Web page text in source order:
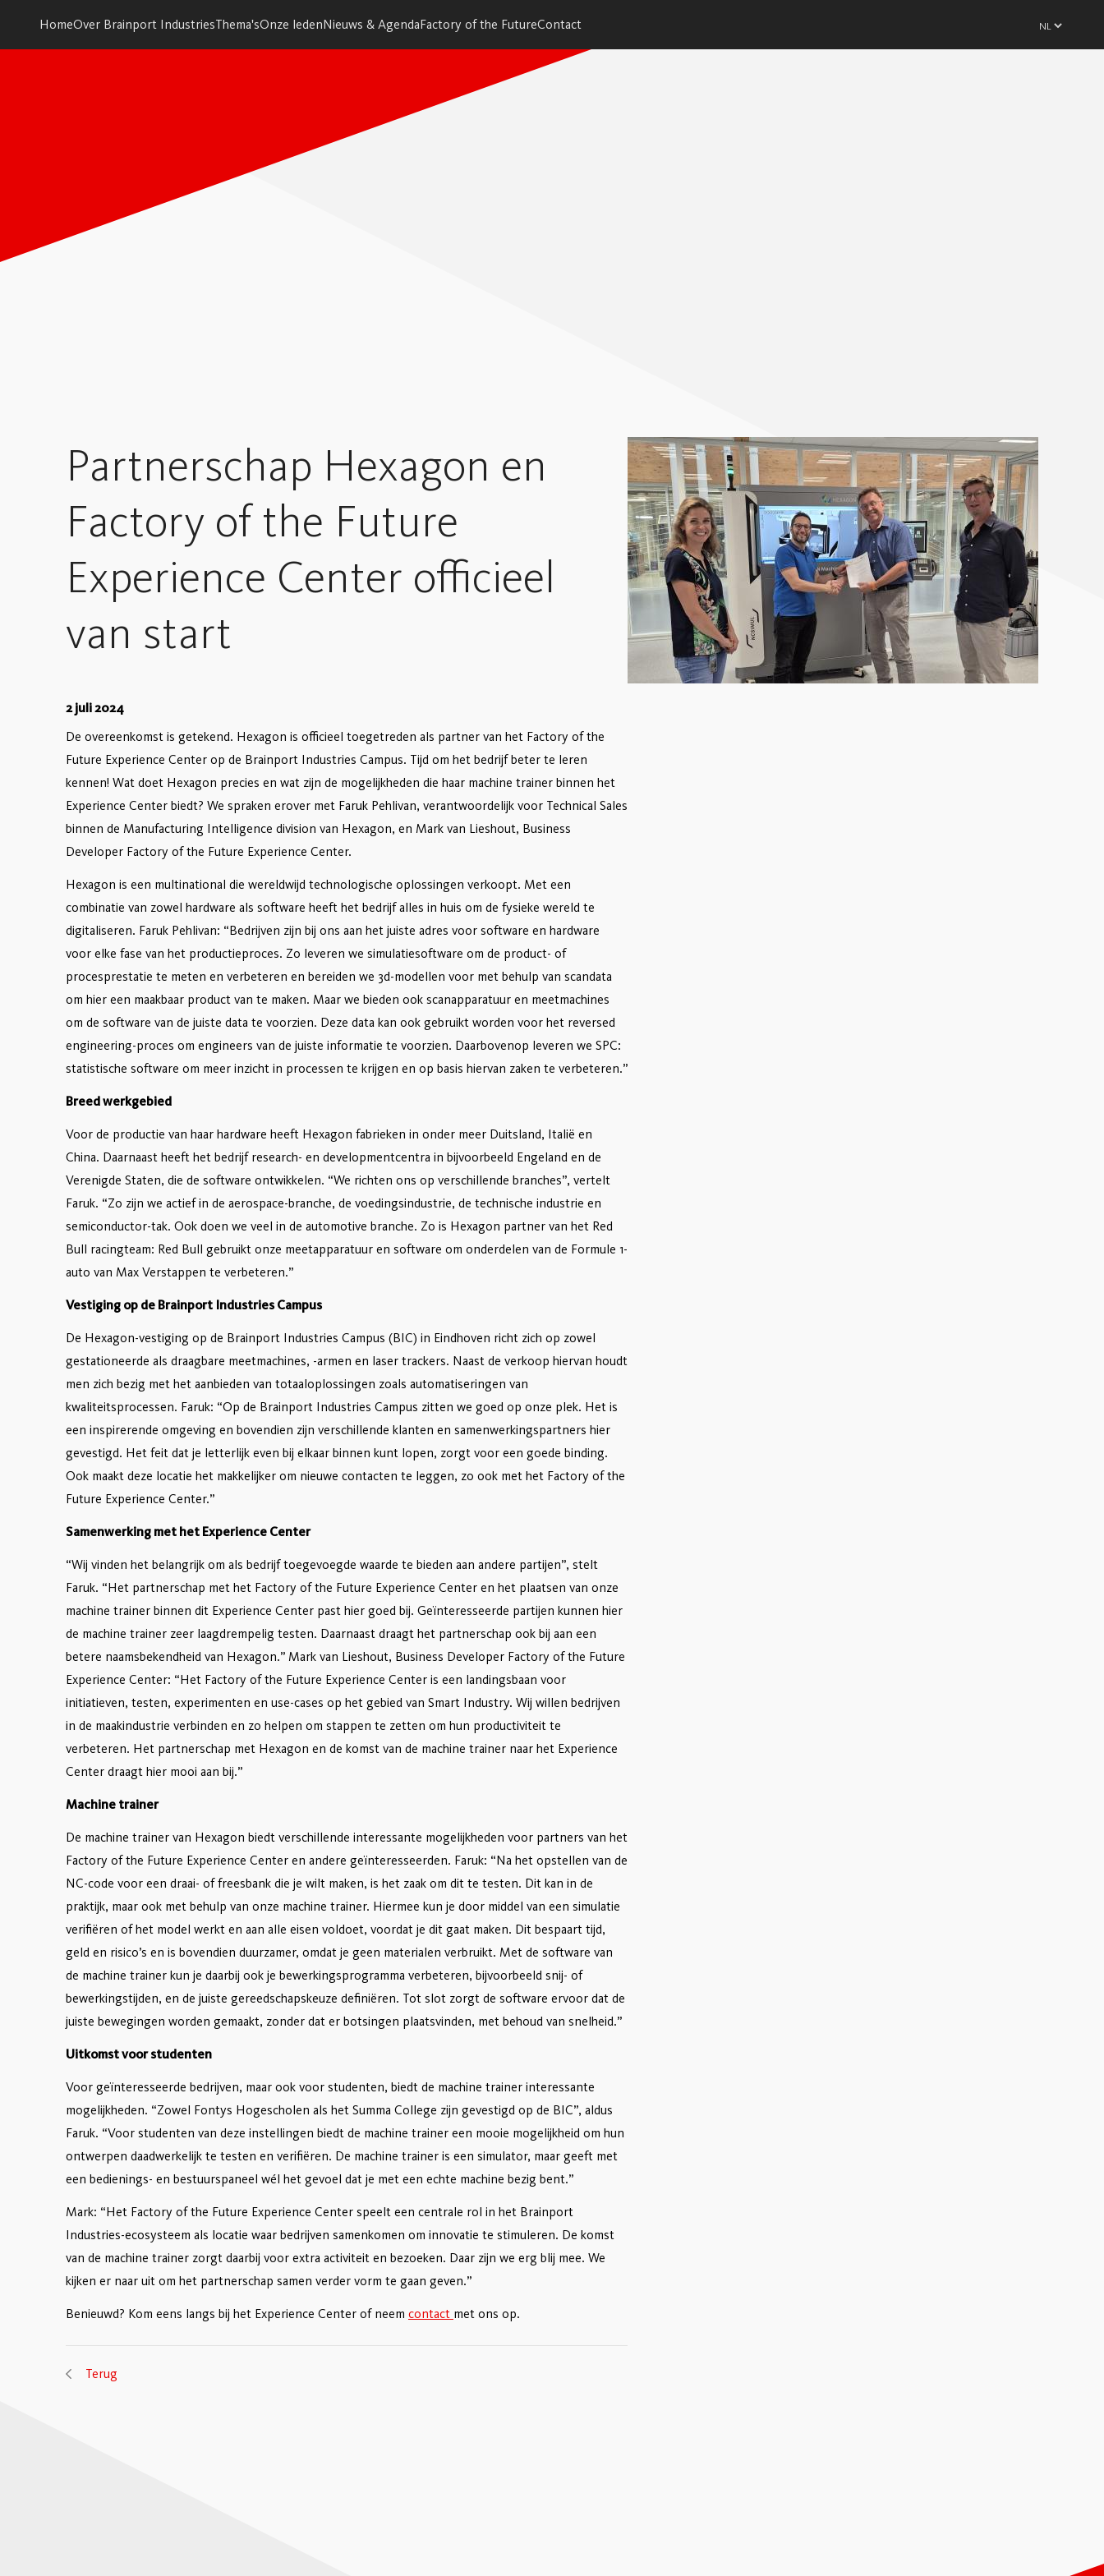
HomeOver Brainport IndustriesThema'sOnze ledenNieuws & AgendaFactory of the FutureContact
Partnerschap Hexagon en
Factory of the Future
Experience Center officieel
van start
2 juli 2024
De overeenkomst is getekend. Hexagon is officieel toegetreden als partner van het Factory of the
Future Experience Center op de Brainport Industries Campus. Tijd om het bedrijf beter te leren
kennen! Wat doet Hexagon precies en wat zijn de mogelijkheden die haar machine trainer binnen het
Experience Center biedt? We spraken erover met Faruk Pehlivan, verantwoordelijk voor Technical Sales
binnen de Manufacturing Intelligence division van Hexagon, en Mark van Lieshout, Business
Developer Factory of the Future Experience Center.
Hexagon is een multinational die wereldwijd technologische oplossingen verkoopt. Met een
combinatie van zowel hardware als software heeft het bedrijf alles in huis om de fysieke wereld te
digitaliseren. Faruk Pehlivan: “Bedrijven zijn bij ons aan het juiste adres voor software en hardware
voor elke fase van het productieproces. Zo leveren we simulatiesoftware om de product- of
procesprestatie te meten en verbeteren en bereiden we 3d-modellen voor met behulp van scandata
om hier een maakbaar product van te maken. Maar we bieden ook scanapparatuur en meetmachines
om de software van de juiste data te voorzien. Deze data kan ook gebruikt worden voor het reversed
engineering-proces om engineers van de juiste informatie te voorzien. Daarbovenop leveren we SPC:
statistische software om meer inzicht in processen te krijgen en op basis hiervan zaken te verbeteren.”
Breed werkgebied
Voor de productie van haar hardware heeft Hexagon fabrieken in onder meer Duitsland, Italië en
China. Daarnaast heeft het bedrijf research- en developmentcentra in bijvoorbeeld Engeland en de
Verenigde Staten, die de software ontwikkelen. “We richten ons op verschillende branches”, vertelt
Faruk. “Zo zijn we actief in de aerospace-branche, de voedingsindustrie, de technische industrie en
semiconductor-tak. Ook doen we veel in de automotive branche. Zo is Hexagon partner van het Red
Bull racingteam: Red Bull gebruikt onze meetapparatuur en software om onderdelen van de Formule 1-
auto van Max Verstappen te verbeteren.”
Vestiging op de Brainport Industries Campus
De Hexagon-vestiging op de Brainport Industries Campus (BIC) in Eindhoven richt zich op zowel
gestationeerde als draagbare meetmachines, -armen en laser trackers. Naast de verkoop hiervan houdt
men zich bezig met het aanbieden van totaaloplossingen zoals automatiseringen van
kwaliteitsprocessen. Faruk: “Op de Brainport Industries Campus zitten we goed op onze plek. Het is
een inspirerende omgeving en bovendien zijn verschillende klanten en samenwerkingspartners hier
gevestigd. Het feit dat je letterlijk even bij elkaar binnen kunt lopen, zorgt voor een goede binding.
Ook maakt deze locatie het makkelijker om nieuwe contacten te leggen, zo ook met het Factory of the
Future Experience Center.”
Samenwerking met het Experience Center
“Wij vinden het belangrijk om als bedrijf toegevoegde waarde te bieden aan andere partijen”, stelt
Faruk. “Het partnerschap met het Factory of the Future Experience Center en het plaatsen van onze
machine trainer binnen dit Experience Center past hier goed bij. Geïnteresseerde partijen kunnen hier
de machine trainer zeer laagdrempelig testen. Daarnaast draagt het partnerschap ook bij aan een
betere naamsbekendheid van Hexagon.” Mark van Lieshout, Business Developer Factory of the Future
Experience Center: “Het Factory of the Future Experience Center is een landingsbaan voor
initiatieven, testen, experimenten en use-cases op het gebied van Smart Industry. Wij willen bedrijven
in de maakindustrie verbinden en zo helpen om stappen te zetten om hun productiviteit te
verbeteren. Het partnerschap met Hexagon en de komst van de machine trainer naar het Experience
Center draagt hier mooi aan bij.”
Machine trainer
De machine trainer van Hexagon biedt verschillende interessante mogelijkheden voor partners van het
Factory of the Future Experience Center en andere geïnteresseerden. Faruk: “Na het opstellen van de
NC-code voor een draai- of freesbank die je wilt maken, is het zaak om dit te testen. Dit kan in de
praktijk, maar ook met behulp van onze machine trainer. Hiermee kun je door middel van een simulatie
verifiëren of het model werkt en aan alle eisen voldoet, voordat je dit gaat maken. Dit bespaart tijd,
geld en risico’s en is bovendien duurzamer, omdat je geen materialen verbruikt. Met de software van
de machine trainer kun je daarbij ook je bewerkingsprogramma verbeteren, bijvoorbeeld snij- of
bewerkingstijden, en de juiste gereedschapskeuze definiëren. Tot slot zorgt de software ervoor dat de
juiste bewegingen worden gemaakt, zonder dat er botsingen plaatsvinden, met behoud van snelheid.”
Uitkomst voor studenten
Voor geïnteresseerde bedrijven, maar ook voor studenten, biedt de machine trainer interessante
mogelijkheden. “Zowel Fontys Hogescholen als het Summa College zijn gevestigd op de BIC”, aldus
Faruk. “Voor studenten van deze instellingen biedt de machine trainer een mooie mogelijkheid om hun
ontwerpen daadwerkelijk te testen en verifiëren. De machine trainer is een simulator, maar geeft met
een bedienings- en bestuurspaneel wél het gevoel dat je met een echte machine bezig bent.”
Mark: “Het Factory of the Future Experience Center speelt een centrale rol in het Brainport
Industries-ecosysteem als locatie waar bedrijven samenkomen om innovatie te stimuleren. De komst
van de machine trainer zorgt daarbij voor extra activiteit en bezoeken. Daar zijn we erg blij mee. We
kijken er naar uit om het partnerschap samen verder vorm te gaan geven.”
Benieuwd? Kom eens langs bij het Experience Center of neem contact met ons op.
Terug